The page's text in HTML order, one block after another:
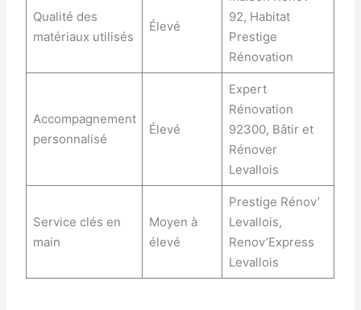
Qualité des
matériaux utilisés
Élevé
92, Habitat
Prestige
Rénovation
Accompagnement
personnalisé
Élevé
Expert
Rénovation
92300, Bâtir et
Rénover
Levallois
Service clés en
main
Moyen à
élevé
Prestige Rénov’
Levallois,
Renov’Express
Levallois